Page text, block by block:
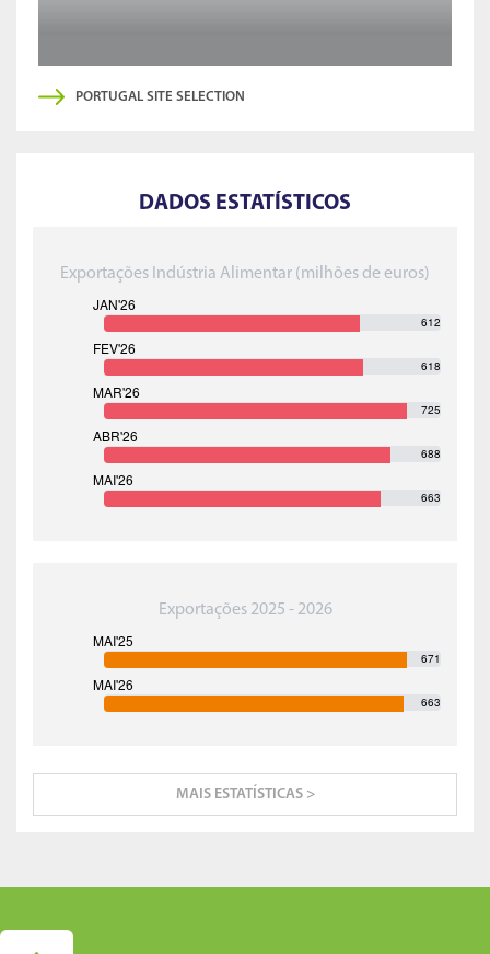
PORTUGAL SITE SELECTION
DADOS ESTATÍSTICOS
Exportações Indústria Alimentar (milhões de euros)
612
618
725
688
663
Exportações 2025 - 2026
671
663
MAIS ESTATÍSTICAS >